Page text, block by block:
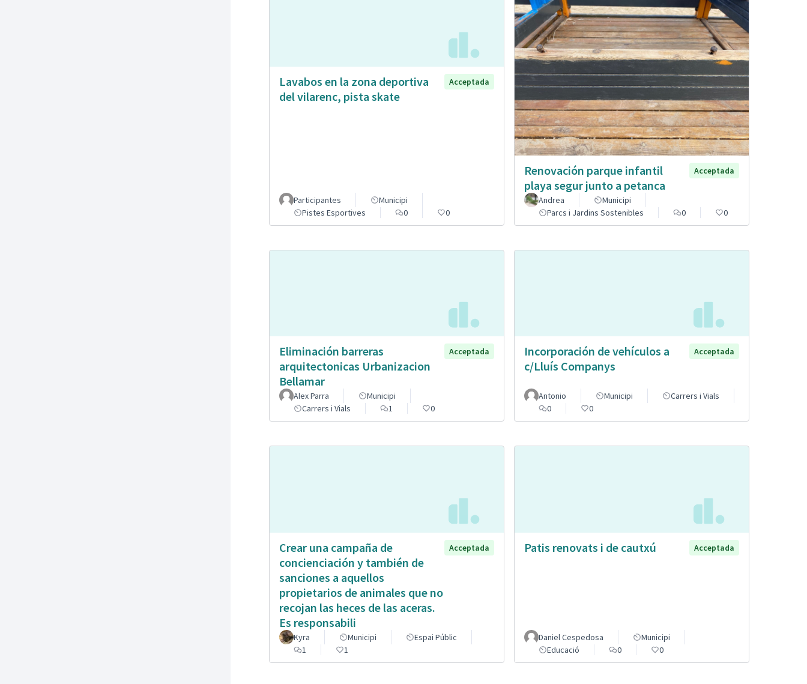
Lavabos en la zona deportiva
del vilarenc, pista skate
Acceptada
Participantes
Municipi
Pistes Esportives
0 0
Renovación parque infantil
playa segur junto a petanca
Acceptada
Andrea
Municipi
Parcs i Jardins Sostenibles
0 0
Eliminación barreras
arquitectonicas Urbanizacion
Bellamar
Acceptada
Alex Parra
Municipi
Carrers i Vials
1 0
Incorporación de vehículos a
c/Lluís Companys
Acceptada
Antonio Municipi
Carrers i Vials
0
0
Crear una campaña de
concienciación y también de
sanciones a aquellos
propietarios de animales que no
recojan las heces de las aceras.
Es responsabili
Acceptada
Kyra Municipi
Espai Públic
1
1
Patis renovats i de cautxú Acceptada
Daniel Cespedosa
Municipi
Educació
0 0